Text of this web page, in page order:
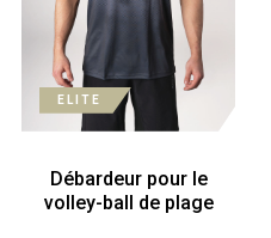
ELITE
Débardeur pour le
volley-ball de plage